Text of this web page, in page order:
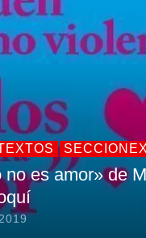
SECCIONEX
no es amor» de